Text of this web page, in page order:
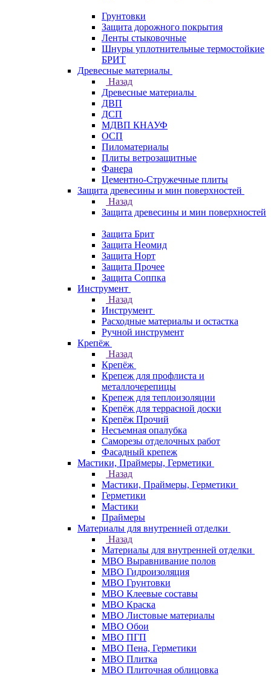
Грунтовки
Защита дорожного покрытия
Ленты стыковочные
Шнуры уплотнительные термостойкие
БРИТ
Древесные материалы
Назад
Древесные материалы
ДВП
ДСП
МДВП КНАУФ
ОСП
Пиломатериалы
Плиты ветрозащитные
Фанера
Цементно-Стружечные плиты
Защита древесины и мин поверхностей
Назад
Защита древесины и мин поверхностей
Защита Брит
Защита Неомид
Защита Норт
Защита Прочее
Защита Соппка
Инструмент
Назад
Инструмент
Расходные материалы и остастка
Ручной инструмент
Крепёж
Назад
Крепёж
Крепеж для профлиста и
металлочерепицы
Крепеж для теплоизоляции
Крепёж для террасной доски
Крепёж Прочий
Несъемная опалубка
Саморезы отделочных работ
Фасадный крепеж
Мастики, Праймеры, Герметики
Назад
Мастики, Праймеры, Герметики
Герметики
Мастики
Праймеры
Материалы для внутренней отделки
Назад
Материалы для внутренней отделки
МВО Выравнивание полов
МВО Гидроизоляция
МВО Грунтовки
МВО Клеевые составы
МВО Краска
МВО Листовые материалы
МВО Обои
МВО ПГП
МВО Пена, Герметики
МВО Плитка
МВО Плиточная облицовка